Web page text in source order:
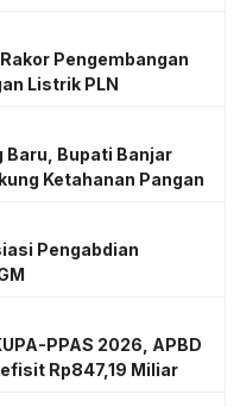
Pengembangan
Listrik PLN
Baru, Bupati Banjar
Ketahanan Pangan
Pengabdian
PPAS 2026, APBD
Rp847,19 Miliar